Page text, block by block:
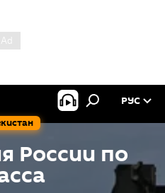
РУС
России по